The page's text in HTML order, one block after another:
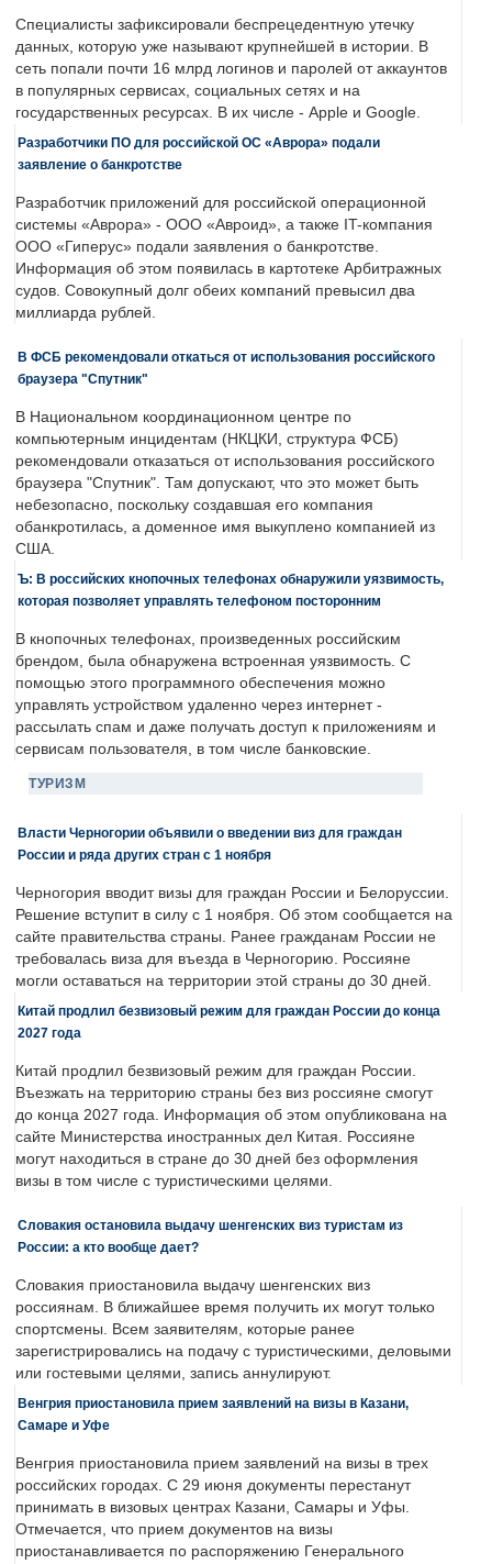
Специалисты зафиксировали беспрецедентную утечку
данных, которую уже называют крупнейшей в истории. В
сеть попали почти 16 млрд логинов и паролей от аккаунтов
в популярных сервисах, социальных сетях и на
государственных ресурсах. В их числе - Apple и Google.
Разработчики ПО для российской ОС «Аврора» подали
заявление о банкротстве
Разработчик приложений для российской операционной
системы «Аврора» - ООО «Авроид», а также IT-компания
ООО «Гиперус» подали заявления о банкротстве.
Информация об этом появилась в картотеке Арбитражных
судов. Совокупный долг обеих компаний превысил два
миллиарда рублей.
В ФСБ рекомендовали откаться от использования российского
браузера "Спутник"
В Национальном координационном центре по
компьютерным инцидентам (НКЦКИ, структура ФСБ)
рекомендовали отказаться от использования российского
браузера "Спутник". Там допускают, что это может быть
небезопасно, поскольку создавшая его компания
обанкротилась, а доменное имя выкуплено компанией из
США.
Ъ: В российских кнопочных телефонах обнаружили уязвимость,
которая позволяет управлять телефоном посторонним
В кнопочных телефонах, произведенных российским
брендом, была обнаружена встроенная уязвимость. С
помощью этого программного обеспечения можно
управлять устройством удаленно через интернет -
рассылать спам и даже получать доступ к приложениям и
сервисам пользователя, в том числе банковские.
ТУРИЗМ
Власти Черногории объявили о введении виз для граждан
России и ряда других стран с 1 ноября
Черногория вводит визы для граждан России и Белоруссии.
Решение вступит в силу с 1 ноября. Об этом сообщается на
сайте правительства страны. Ранее гражданам России не
требовалась виза для въезда в Черногорию. Россияне
могли оставаться на территории этой страны до 30 дней.
Китай продлил безвизовый режим для граждан России до конца
2027 года
Китай продлил безвизовый режим для граждан России.
Въезжать на территорию страны без виз россияне смогут
до конца 2027 года. Информация об этом опубликована на
сайте Министерства иностранных дел Китая. Россияне
могут находиться в стране до 30 дней без оформления
визы в том числе с туристическими целями.
Словакия остановила выдачу шенгенских виз туристам из
России: а кто вообще дает?
Словакия приостановила выдачу шенгенских виз
россиянам. В ближайшее время получить их могут только
спортсмены. Всем заявителям, которые ранее
зарегистрировались на подачу с туристическими, деловыми
или гостевыми целями, запись аннулируют.
Венгрия приостановила прием заявлений на визы в Казани,
Самаре и Уфе
Венгрия приостановила прием заявлений на визы в трех
российских городах. С 29 июня документы перестанут
принимать в визовых центрах Казани, Самары и Уфы.
Отмечается, что прием документов на визы
приостанавливается по распоряжению Генерального